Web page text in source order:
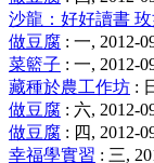
沙龍：好好讀書 玫
做豆腐 : 一, 2012-
菜籃子 : 一, 2012-
藏種於農工作坊 :
做豆腐 : 六, 2012-
做豆腐 : 四, 2012-
幸福學實習 : 三,